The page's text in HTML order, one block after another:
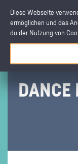
Diese Webseite
ermöglichen und das
du der Nutzung von
DANCE